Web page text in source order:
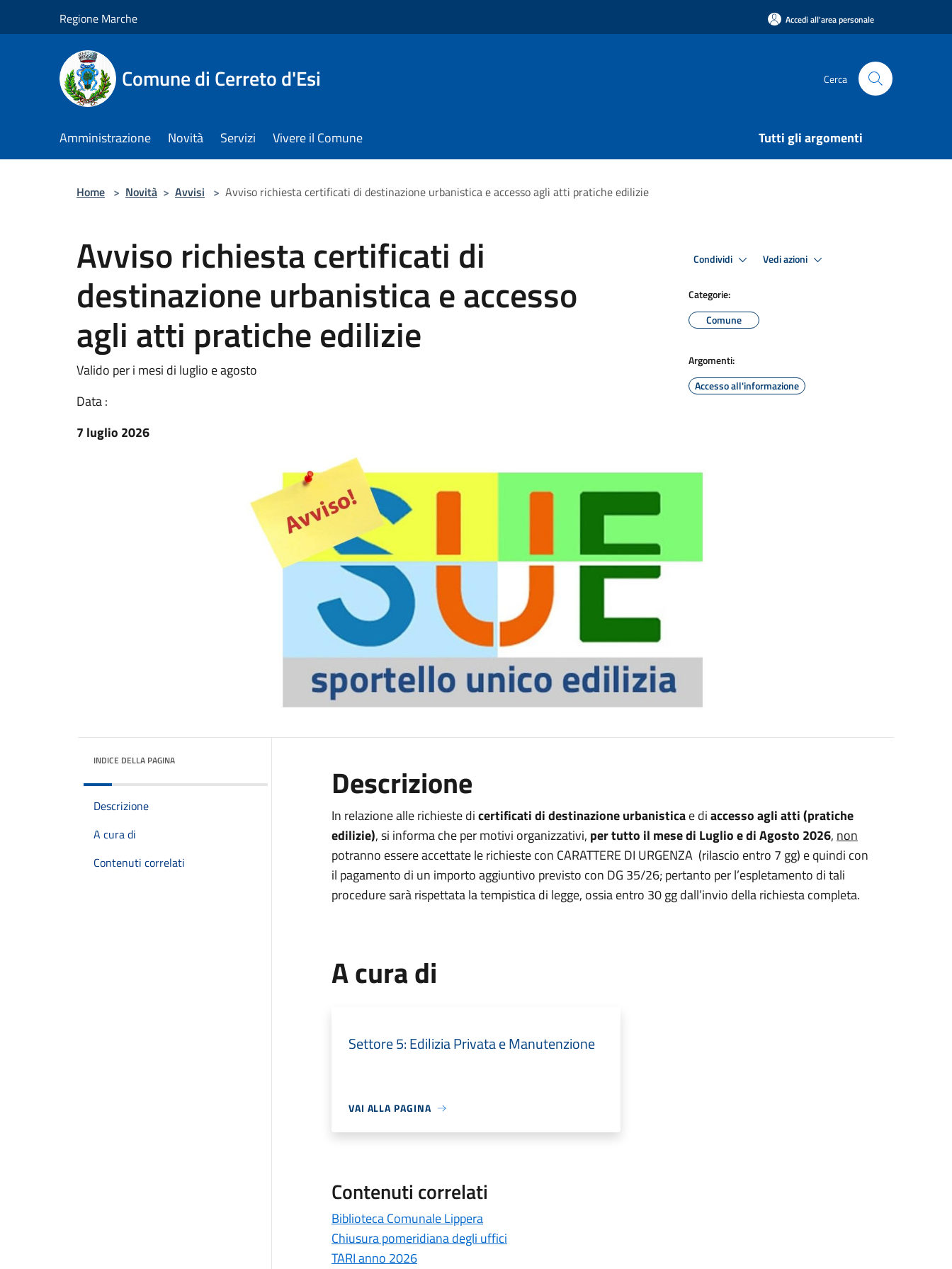
Regione Marche Accedi all'area personale
Comune di Cerreto d'Esi Cerca
Amministrazione Novità Servizi Vivere il Comune Tutti gli argomenti
Home > Novità > Avvisi > Avviso richiesta certificati di destinazione urbanistica e accesso agli atti pratiche edilizie
Avviso richiesta certificati di
destinazione urbanistica e accesso
agli atti pratiche edilizie
Valido per i mesi di luglio e agosto
Data :
7 luglio 2026
Condividi Vedi azioni
Categorie:
Comune
Argomenti:
Accesso all'informazione
INDICE DELLA PAGINA
Descrizione
A cura di
Contenuti correlati
Descrizione
In relazione alle richieste dicertificati di destinazione urbanisticae diaccesso agli atti (pratiche
edilizie), si informa che per motivi organizzativi, per tutto il mese di Luglio e di Agosto 2026, non
potranno essere accettate le richieste con CARATTERE DI URGENZA (rilascio entro 7 gg) e quindi con
il pagamento di un importo aggiuntivo previsto con DG 35/26; pertanto per l’espletamento di tali
procedure sarà rispettata la tempistica di legge, ossia entro 30 gg dall’invio della richiesta completa.
A cura di
Settore 5: Edilizia Privata e Manutenzione
VAI ALLA PAGINA
Contenuti correlati
Biblioteca Comunale Lippera
Chiusura pomeridiana degli uffici
TARI anno 2026